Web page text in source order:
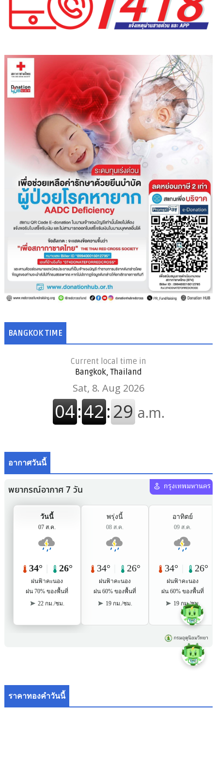
BANGKOK TIME
Current local time in
Bangkok, Thailand
อากาศวันนี้
ราคาทองคำวันนี้